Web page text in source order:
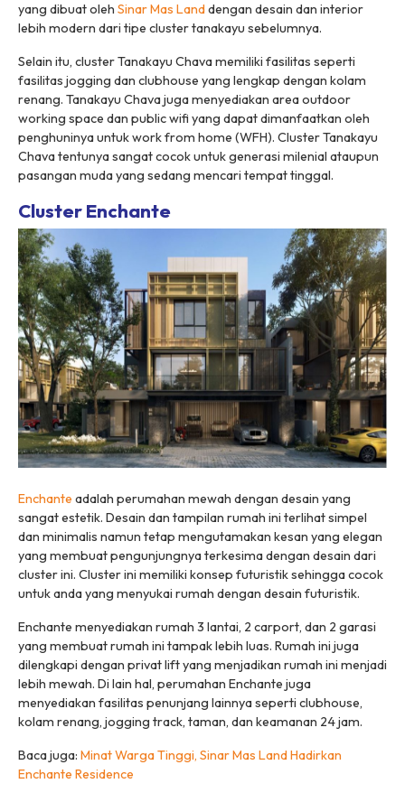
yang dibuat oleh Sinar Mas Landdengan desain dan interior
lebih modern dari tipe cluster tanakayu sebelumnya.
Selain itu, cluster Tanakayu Chava memiliki fasilitas seperti
fasilitas jogging dan clubhouse yang lengkap dengan kolam
renang. Tanakayu Chava juga menyediakan areaoutdoor
working space dan public wifi yang dapat dimanfaatkan oleh
penghuninya untukwork from home (WFH). Cluster Tanakayu
Chava tentunya sangat cocok untuk generasi milenial ataupun
pasangan muda yang sedang mencari tempat tinggal.
Cluster Enchante
Enchante adalah perumahan mewah dengan desain yang
sangat estetik. Desain dan tampilan rumah ini terlihat simpel
dan minimalis namun tetap mengutamakan kesan yang elegan
yang membuat pengunjungnya terkesima dengan desain dari
cluster ini. Cluster ini memiliki konsep futuristik sehingga cocok
untuk anda yang menyukai rumah dengan desain futuristik.
Enchante menyediakan rumah 3 lantai, 2 carport, dan 2 garasi
yang membuat rumah ini tampak lebih luas. Rumah ini juga
dilengkapi dengan privat lift yang menjadikan rumah ini menjadi
lebih mewah. Di lain hal, perumahan Enchante juga
menyediakan fasilitas penunjang lainnya seperti clubhouse,
kolam renang, jogging track, taman, dan keamanan 24 jam.
Baca juga: Minat Warga Tinggi, Sinar Mas Land Hadirkan
Enchante Residence